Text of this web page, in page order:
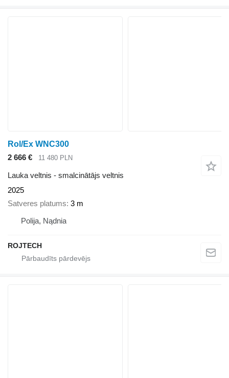
Rol/Ex WNC300
2 666 €
11 480 PLN
Lauka veltnis - smalcinātājs veltnis
2025
Satveres platums 3 m
Polija, Nądnia
ROJTECH